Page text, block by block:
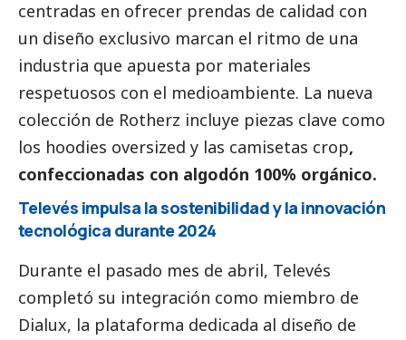
centradas en ofrecer prendas de calidad con
un diseño exclusivo marcan el ritmo de una
industria que apuesta por materiales
respetuosos con el medioambiente. La nueva
colección de Rotherz incluye piezas clave como
los hoodies oversized y las camisetas crop,
confeccionadas con algodón 100% orgánico.
Televés impulsa la sostenibilidad y la innovación
tecnológica durante 2024
Durante el pasado mes de abril, Televés
completó su integración como miembro de
Dialux, la plataforma dedicada al diseño de